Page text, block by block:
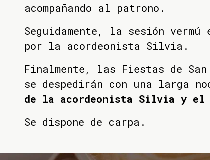
acompañando al patrono.
Seguidamente, la sesión vermú
por la acordeonista Silvia.
Finalmente, las Fiestas de
se despedirán con una larga
de la acordeonista Silvia y el
Se dispone de carpa.